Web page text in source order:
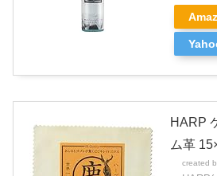
HARP
ム革
created